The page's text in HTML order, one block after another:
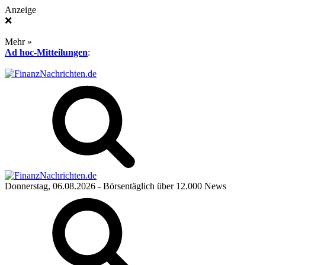
Anzeige
❌
Mehr »
Ad hoc-Mitteilungen:
Donnerstag, 06.08.2026 - Börsentäglich über 12.000 News